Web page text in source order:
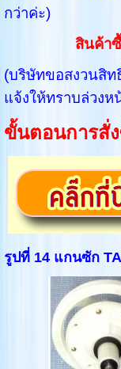
กว่าค่ะ)
สินค้า
(บริษัทขอสงวนสิท
แจ้งให้ทราบล่วงห
ขั้นตอนการสั่
รูปที่ 14 แกนซัก